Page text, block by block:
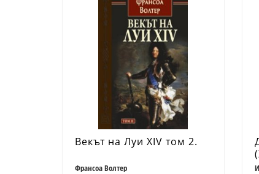
Векът на Луи XIV том 2.
Франсоа Волтер